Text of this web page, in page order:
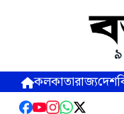
কলকাতারাজ্যদেশ